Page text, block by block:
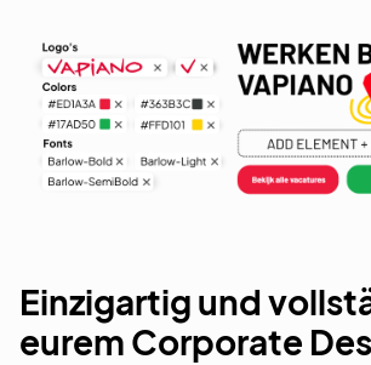
Einzigartig und
eurem Corporate